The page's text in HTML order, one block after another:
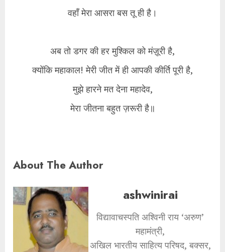
वहाँ मेरा आसरा बस तू ही है।
अब तो डगर की हर मुश्किल को मंज़ूरी है,
क्योंकि महाकाल! मेरी जीत में ही आपकी कीर्ति पूरी है,
मुझे हारने मत देना महादेव,
मेरा जीतना बहुत ज़रूरी है॥
About The Author
ashwinirai
विद्यावाचस्पति अश्विनी राय ‘अरुण’
महामंत्री,
अखिल भारतीय साहित्य परिषद, बक्सर,